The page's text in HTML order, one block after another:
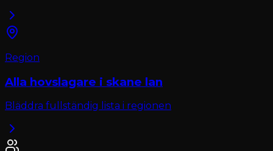
Region
Alla hovslagare i skane lan
Bläddra fullständig lista i regionen